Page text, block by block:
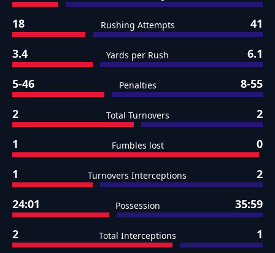
18 Rushing Attempts 41
3.4 Yards per Rush 6.1
5-46 Penalties 8-55
2 Total Turnovers 2
1 Fumbles lost 0
1 Turnovers Interceptions 2
24:01 Possession 35:59
2 Total Interceptions 1